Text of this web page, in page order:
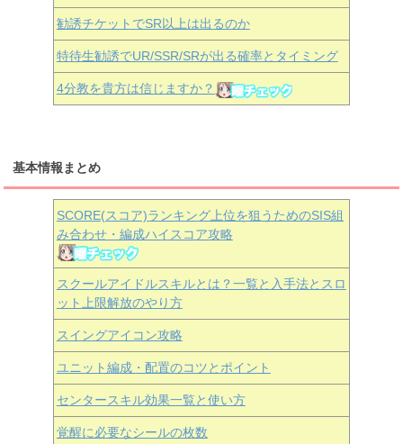
勧誘チケットでSR以上は出るのか
特待生勧誘でUR/SSR/SRが出る確率とタイミング
4分教を貴方は信じますか？
基本情報まとめ
SCORE(スコア)ランキング上位を狙うためのSIS組
み合わせ・編成ハイスコア攻略
スクールアイドルスキルとは？一覧と入手法とスロ
ット上限解放のやり方
スイングアイコン攻略
ユニット編成・配置のコツとポイント
センタースキル効果一覧と使い方
覚醒に必要なシールの枚数